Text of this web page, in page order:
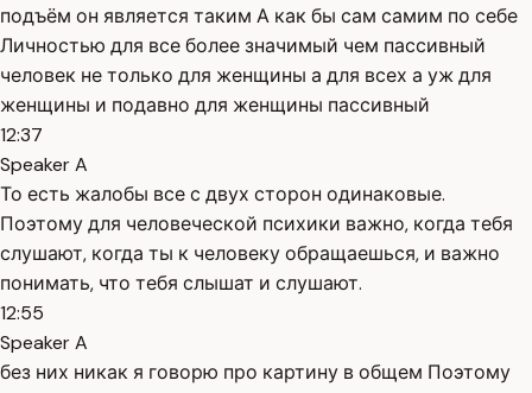
подъём он является таким А как бы сам самим по себе
Личностью для все более значимый чем пассивный
человек не только для женщины а для всех а уж для
женщины и подавно для женщины пассивный
12:37
Speaker A
То есть жалобы все с двух сторон одинаковые.
Поэтому для человеческой психики важно, когда тебя
слушают, когда ты к человеку обращаешься, и важно
понимать, что тебя слышат и слушают.
12:55
Speaker A
без них никак я говорю про картину в общем Поэтому